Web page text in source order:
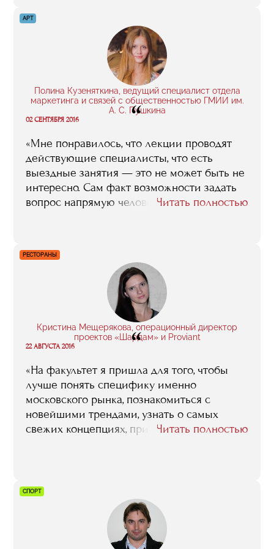
говорить, что за год я досконально изучил
все нюансы запуска интернет-проекта.
Но я точно могу сказать, что обучение
стало толчком в верном направлении.
Я стал лучше ориентироваться в этой
сфере: понял, как продвигать свои сервисы,
как работать с подрядчиками, как создавать
эффективную рекламу».
АРТ
Полина Кузеняткина, ведущий специалист отдела
маркетинга и связей с общественностью ГМИИ им.
А. С. Пушкина
“
02 СЕНТЯБРЯ 2016
«Мне понравилось, что лекции проводят
действующие специалисты, что есть
выездные занятия — это не может быть не
интересно. Сам факт возможности задать
вопрос напрямую человеку из индустрии
каждой давали задание, например,
посетить выставку, сделать обзор арт-
ярмарок, написать доклад, решить кейс.
Это помогает сразу влиться в работу».
Читать полностью
РЕСТОРАНЫ
Кристина Мещерякова, операционный директор
проектов «Шардам» и Proviant
“
22 АВГУСТА 2016
«На факультет я пришла для того, чтобы
лучше понять специфику именно
московского рынка, познакомиться с
новейшими трендами, узнать о самых
свежих концепциях, приобрести новые
четко понимала, что я от этого обучения
хочу, и что в результате буду иметь. Сейчас,
по прошествии времени, я могу сказать, что
мои ожидания целиком и полностью
Читать полностью
СПОРТ